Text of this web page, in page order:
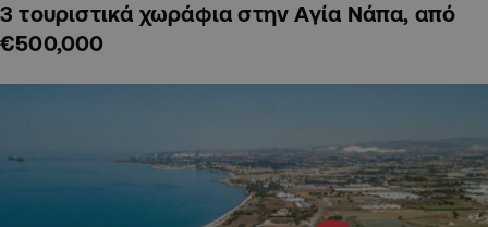
3 τουριστικά χωράφια στην Αγία Νάπα, από
€500,000